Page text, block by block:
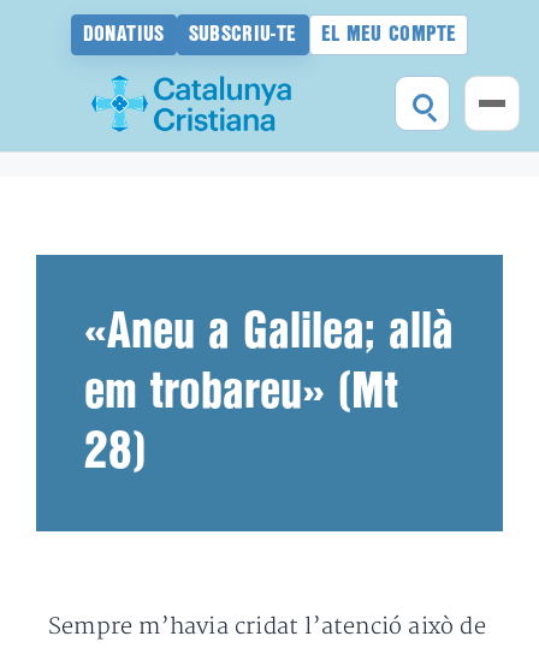
DONATIUS SUBSCRIU-TE EL MEU COMPTE
«Aneu a Galilea; allà
em trobareu» (Mt
28)
Sempre m’havia cridat l’atenció això de